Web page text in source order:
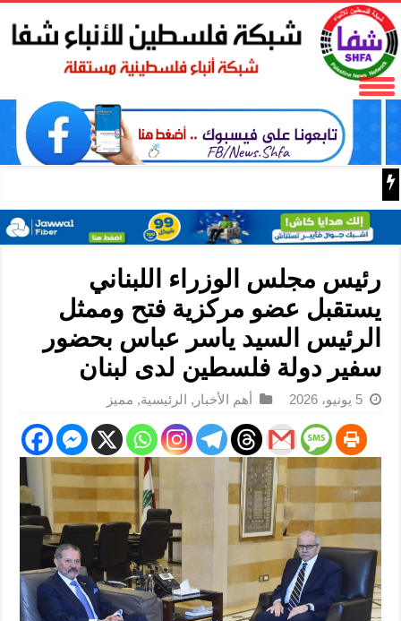
البر الرئيسي ينتقد سلطات الحزب الديمقراطي التقدمي
رئيس مجلس الوزراء اللبناني
يستقبل عضو مركزية فتح وممثل
الرئيس السيد ياسر عباس بحضور
سفير دولة فلسطين لدى لبنان
5 يونيو، 2026 أهم الأخبار , الرئيسية, مميز